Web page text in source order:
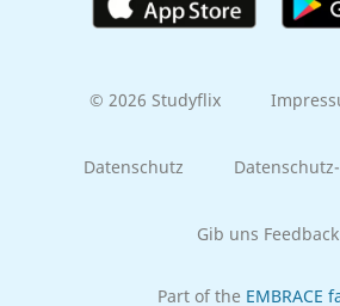
© 2026 Studyflix
Datenschutz
Gib uns Feedback
Part of the EMBRACE